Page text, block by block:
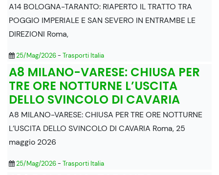
A14 BOLOGNA-TARANTO: RIAPERTO IL TRATTO TRA
POGGIO IMPERIALE E SAN SEVERO IN ENTRAMBE LE
DIREZIONI Roma,
25/Mag/2026- Trasporti Italia
A8 MILANO-VARESE: CHIUSA PER
TRE ORE NOTTURNE L’USCITA
DELLO SVINCOLO DI CAVARIA
A8 MILANO-VARESE: CHIUSA PER TRE ORE NOTTURNE
L’USCITA DELLO SVINCOLO DI CAVARIA Roma, 25
maggio 2026
25/Mag/2026- Trasporti Italia